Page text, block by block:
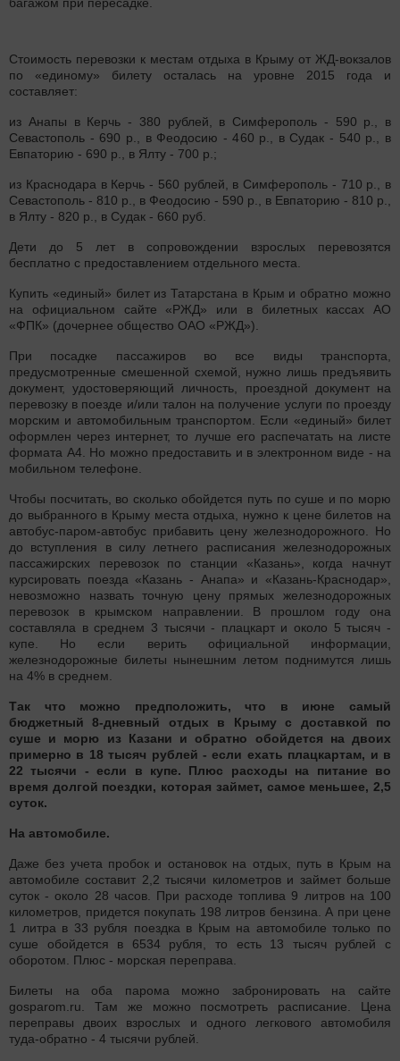
багажом при пересадке.
Стоимость перевозки к местам отдыха в Крыму от ЖД-вокзалов
по «единому» билету осталась на уровне 2015 года и
составляет:
из Анапы в Керчь - 380 рублей, в Симферополь - 590 р., в
Севастополь - 690 р., в Феодосию - 460 р., в Судак - 540 р., в
Евпаторию - 690 р., в Ялту - 700 р.;
из Краснодара в Керчь - 560 рублей, в Симферополь - 710 р., в
Севастополь - 810 р., в Феодосию - 590 р., в Евпаторию - 810 р.,
в Ялту - 820 р., в Судак - 660 руб.
Дети до 5 лет в сопровождении взрослых перевозятся
бесплатно с предоставлением отдельного места.
Купить «единый» билет из Татарстана в Крым и обратно можно
на официальном сайте «РЖД» или в билетных кассах АО
«ФПК» (дочернее общество ОАО «РЖД»).
При посадке пассажиров во все виды транспорта,
предусмотренные смешенной схемой, нужно лишь предъявить
документ, удостоверяющий личность, проездной документ на
перевозку в поезде и/или талон на получение услуги по проезду
морским и автомобильным транспортом. Если «единый» билет
оформлен через интернет, то лучше его распечатать на листе
формата А4. Но можно предоставить и в электронном виде - на
мобильном телефоне.
Чтобы посчитать, во сколько обойдется путь по суше и по морю
до выбранного в Крыму места отдыха, нужно к цене билетов на
автобус-паром-автобус прибавить цену железнодорожного. Но
до вступления в силу летнего расписания железнодорожных
пассажирских перевозок по станции «Казань», когда начнут
курсировать поезда «Казань - Анапа» и «Казань-Краснодар»,
невозможно назвать точную цену прямых железнодорожных
перевозок в крымском направлении. В прошлом году она
составляла в среднем 3 тысячи - плацкарт и около 5 тысяч -
купе. Но если верить официальной информации,
железнодорожные билеты нынешним летом поднимутся лишь
на 4% в среднем.
Так что можно предположить, что в июне самый
бюджетный 8-дневный отдых в Крыму с доставкой по
суше и морю из Казани и обратно обойдется на двоих
примерно в 18 тысяч рублей - если ехать плацкартам, и в
22 тысячи - если в купе. Плюс расходы на питание во
время долгой поездки, которая займет, самое меньшее, 2,5
суток.
На автомобиле.
Даже без учета пробок и остановок на отдых, путь в Крым на
автомобиле составит 2,2 тысячи километров и займет больше
суток - около 28 часов. При расходе топлива 9 литров на 100
километров, придется покупать 198 литров бензина. А при цене
1 литра в 33 рубля поездка в Крым на автомобиле только по
суше обойдется в 6534 рубля, то есть 13 тысяч рублей с
оборотом. Плюс - морская переправа.
Билеты на оба парома можно забронировать на сайте
gosparom.ru. Там же можно посмотреть расписание. Цена
переправы двоих взрослых и одного легкового автомобиля
туда-обратно - 4 тысячи рублей.